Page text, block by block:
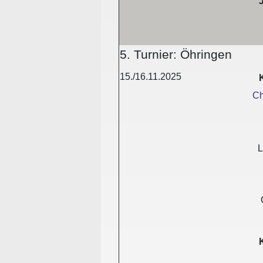
5. Turnier: Öhringen
15./16.11.2025